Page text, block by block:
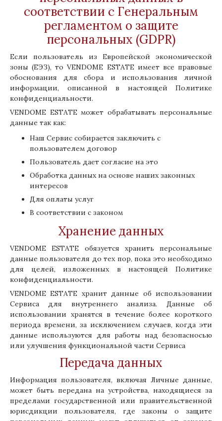
соответствии с Генеральным
регламентом о защите
персональных (GDPR)
Если пользователь из Европейской экономической
зоны (ЕЭЗ), то VENDOME ESTATE имеет все правовые
обоснования для сбора и использования личной
информации, описанной в настоящей Политике
конфиденциальности.
VENDOME ESTATE может обрабатывать персональные
данные так как:
Наш Сервис собирается заключить с
пользователем договор
Пользователь дает согласие на это
Обработка данных на основе наших законных
интересов
Для оплаты услуг
В соответствии с законом
Хранение данных
VENDOME ESTATE обязуется хранить персональные
данные пользователя до тех пор, пока это необходимо
для целей, изложенных в настоящей Политике
конфиденциальности.
VENDOME ESTATE хранит данные об использовании
Сервиса для внутреннего анализа. Данные об
использовании хранятся в течение более короткого
периода времени, за исключением случаев, когда эти
данные используются для работы над безопасносью
или улучшения функциональной части Сервиса
Передача данных
Информация пользователя, включая Личные данные,
может быть передана на устройства, находящиеся за
пределами государственной или правительственной
юрисдикции пользователя, где законы о защите